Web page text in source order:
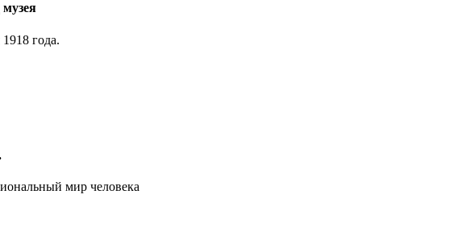
года.
мир человека